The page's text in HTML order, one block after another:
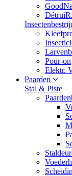
Pour-on
Elektr.
Paarden
Stal & Piste